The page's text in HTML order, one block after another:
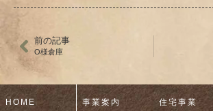
前の記事
O様倉庫
HOME 事業案内 住宅事業